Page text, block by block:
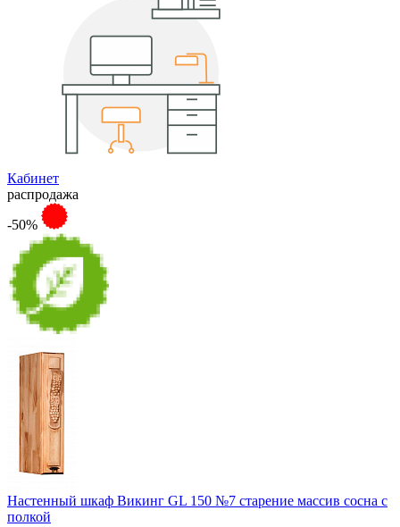
Кабинет
распродажа
-50%
Настенный шкаф Викинг GL 150 №7 старение массив сосна с
полкой